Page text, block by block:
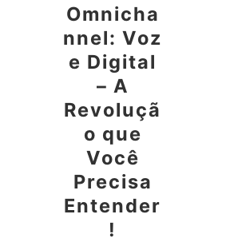
Omnicha
nnel: Voz
e Digital
– A
Revoluçã
o que
Você
Precisa
Entender
!